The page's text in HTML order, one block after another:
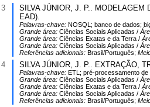
3
SILVA JÚNIOR, J. P.. MODELAGEM
EAD).
Palavras-chave: NOSQL; banco de dados;
Grande área: Ciências Sociais Aplicadas /
Grande área: Ciências Exatas e da Terra /
Grande área: Ciências Sociais Aplicadas /
Referências adicionais: Brasil/Português;
4 SILVA JÚNIOR, J. P.. EXTRAÇÃO,
Palavras-chave: ETL; pré-processamento
Grande área: Ciências Sociais Aplicadas /
Grande área: Ciências Exatas e da Terra /
Grande área: Ciências Sociais Aplicadas /
Referências adicionais: Brasil/Português;